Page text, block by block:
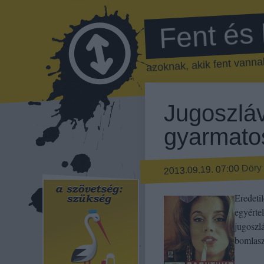
Fent és
azoknak, akik fent
2013.09.19. 07:00 Döry